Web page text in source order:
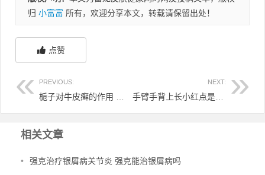
归 小富富 所有，欢迎分享本文，转载请保留出处！
点赞
PREVIOUS: NEXT:
手臂手背上长小红点是银屑病吗 手臂手背出现小红点凸出来
相关文章
• 强克治疗银屑病关节炎 强克能治银屑病吗